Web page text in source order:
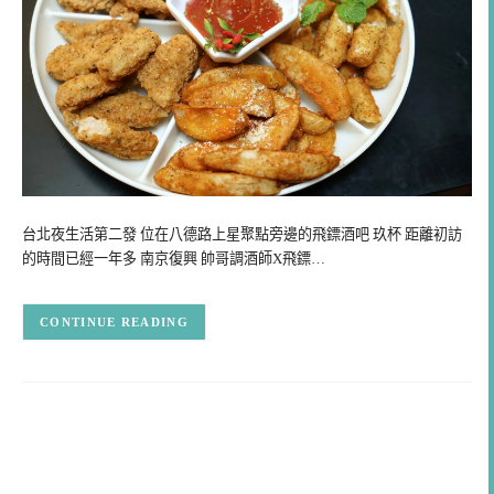
台北夜生活第二發 位在八德路上星聚點旁邊的飛鏢酒吧 玖杯 距離初訪
的時間已經一年多 南京復興 帥哥調酒師X飛鏢…
CONTINUE READING